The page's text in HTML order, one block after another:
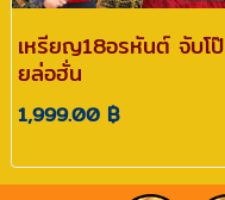
เหรียญ18อรหันต์ จับโป๊
ยล่อฮั่น
1,999.00 ฿